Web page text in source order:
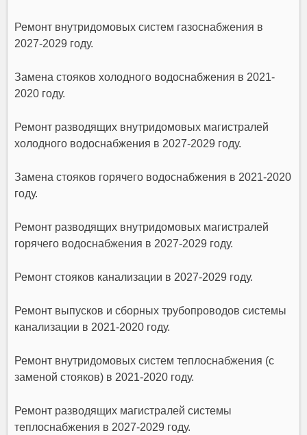
Ремонт внутридомовых систем газоснабжения в
2027-2029 году.
Замена стояков холодного водоснабжения в 2021-
2020 году.
Ремонт разводящих внутридомовых магистралей
холодного водоснабжения в 2027-2029 году.
Замена стояков горячего водоснабжения в 2021-2020
году.
Ремонт разводящих внутридомовых магистралей
горячего водоснабжения в 2027-2029 году.
Ремонт стояков канализации в 2027-2029 году.
Ремонт выпусков и сборных трубопроводов системы
канализации в 2021-2020 году.
Ремонт внутридомовых систем теплоснабжения (с
заменой стояков) в 2021-2020 году.
Ремонт разводящих магистралей системы
теплоснабжения в 2027-2029 году.